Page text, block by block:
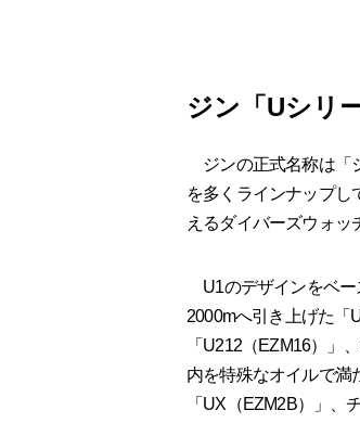
ジン「Uシリ
ジンの正式名称は「
を多くラインナップし
えるダイバーズウォッ
U1のデザインをベー
2000mへ引き上げた「
「U212（EZM16）」
内を特殊なオイルで満
「UX（EZM2B）」、